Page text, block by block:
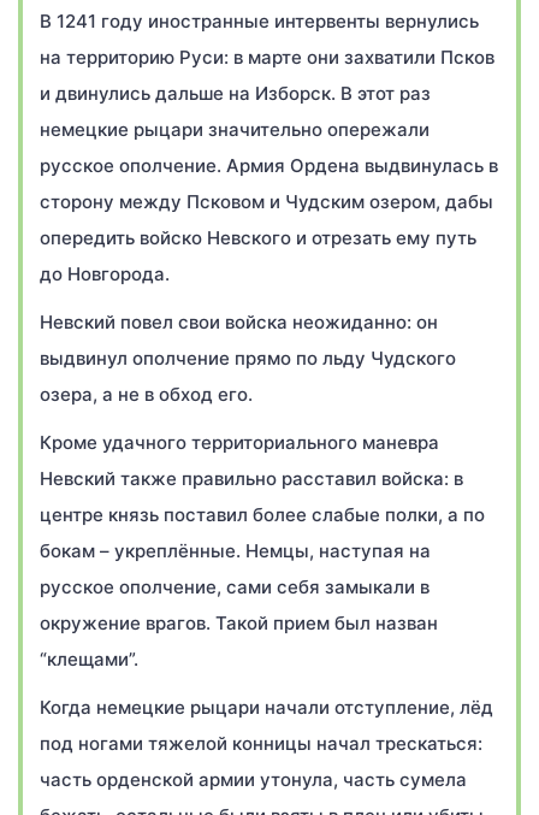
В 1241 году иностранные интервенты вернулись
на территорию Руси: в марте они захватили Псков
и двинулись дальше на Изборск. В этот раз
немецкие рыцари значительно опережали
русское ополчение. Армия Ордена выдвинулась в
сторону между Псковом и Чудским озером, дабы
опередить войско Невского и отрезать ему путь
до Новгорода.
Невский повел свои войска неожиданно: он
выдвинул ополчение прямо по льду Чудского
озера, а не в обход его.
Кроме удачного территориального маневра
Невский также правильно расставил войска: в
центре князь поставил более слабые полки, а по
бокам – укреплённые. Немцы, наступая на
русское ополчение, сами себя замыкали в
окружение врагов. Такой прием был назван
“клещами”.
Когда немецкие рыцари начали отступление, лёд
под ногами тяжелой конницы начал трескаться:
часть орденской армии утонула, часть сумела